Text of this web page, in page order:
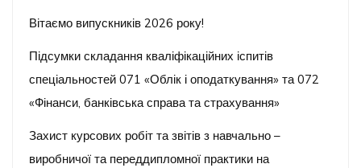
Вітаємо випускників 2026 року!
Підсумки складання кваліфікаційних іспитів
спеціальностей 071 «Облік і оподаткування» та 072
«Фінанси, банківська справа та страхування»
Захист курсових робіт та звітів з навчально –
виробничої та переддипломної практики на